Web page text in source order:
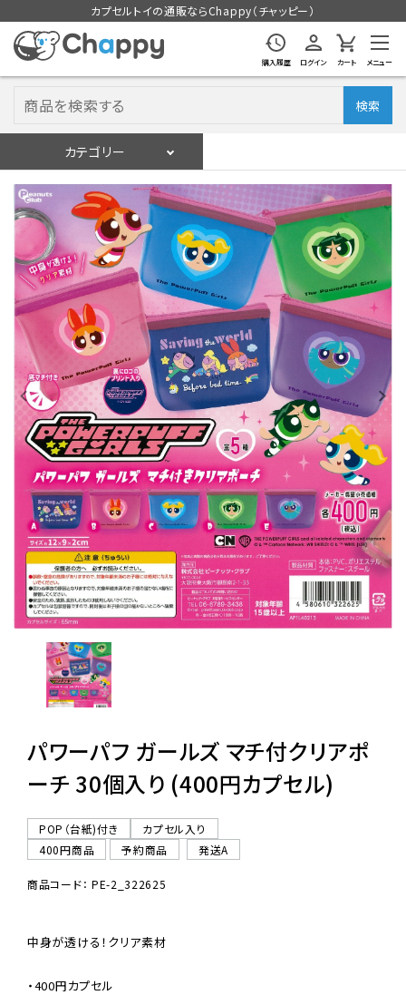
カプセルトイの通販ならChappy（チャッピー）
購入履歴 ログイン カート メニュー
検索
カテゴリー
ログイン 会員登録
入荷スケジュールをチェック
カプセルトイマシン本体
カプセルトイ
販促用空カプセル
レンタル
景品・玩具・文具
販促用カプセルトイ
よくあるご質問
06-6282-7659
パワーパフ ガールズ マチ付クリアポ
ーチ 30個入り (400円カプセル)
POP（台紙)付き
カプセル入り
400円商品
予約商品 発送A
商品コード： PE-2_322625
中身が透ける！クリア素材
・400円カプセル